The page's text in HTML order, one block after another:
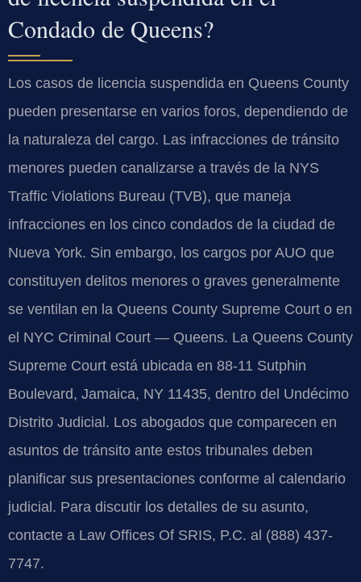
Condado de Queens?
Los casos de licencia suspendida en Queens County
pueden presentarse en varios foros, dependiendo de
la naturaleza del cargo. Las infracciones de tránsito
menores pueden canalizarse a través de la NYS
Traffic Violations Bureau (TVB), que maneja
infracciones en los cinco condados de la ciudad de
Nueva York. Sin embargo, los cargos por AUO que
constituyen delitos menores o graves generalmente
se ventilan en la Queens County Supreme Court o en
el NYC Criminal Court — Queens. La Queens County
Supreme Court está ubicada en 88-11 Sutphin
Boulevard, Jamaica, NY 11435, dentro del Undécimo
Distrito Judicial. Los abogados que comparecen en
asuntos de tránsito ante estos tribunales deben
planificar sus presentaciones conforme al calendario
judicial. Para discutir los detalles de su asunto,
contacte a Law Offices Of SRIS, P.C. al (888) 437-
7747.